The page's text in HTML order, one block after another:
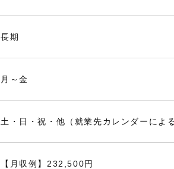
長期
月～金
土・日・祝・他（就業先カレンダーによる
【月収例】232,500円